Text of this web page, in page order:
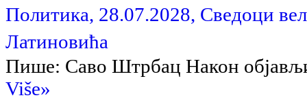
Политика, 28.07.2028, Сведоци
Латиновића
Пише: Саво Штрбац Након
Više»